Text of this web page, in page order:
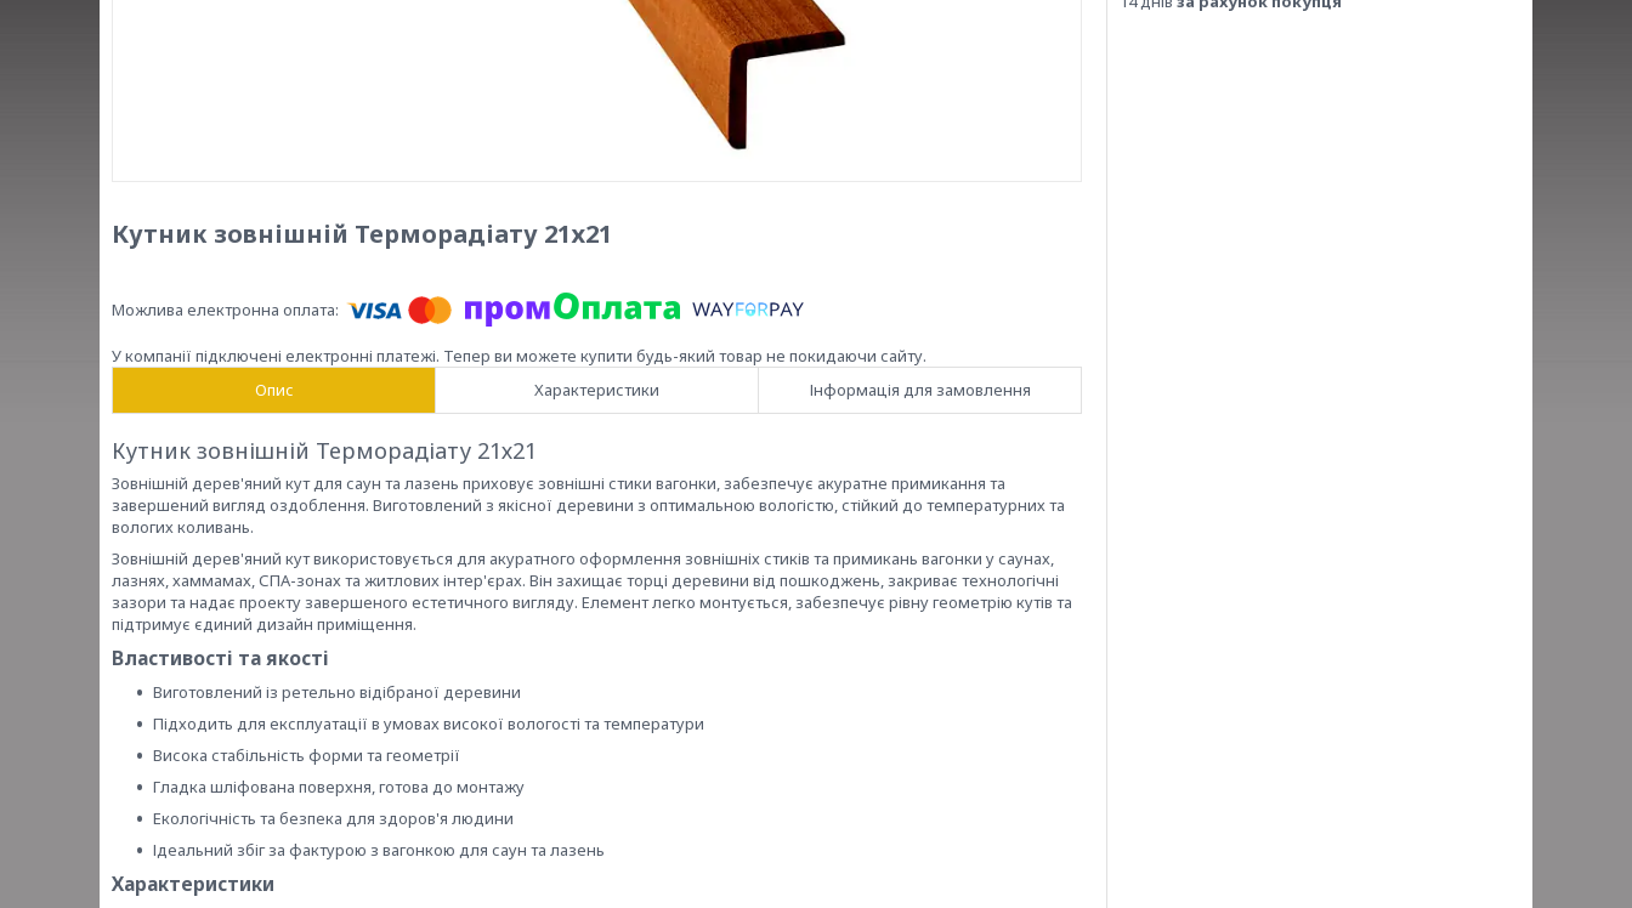
Кутник зовнішній Терморадіату 21х21
У компанії підключені електронні платежі. Тепер ви можете купити будь-який товар не покидаючи сайту.
Опис
Характеристики Інформація для замовлення
Кутник зовнішній Терморадіату 21х21
Зовнішній дерев'яний кут для саун та лазень приховує зовнішні стики вагонки, забезпечує акуратне примикання та
завершений вигляд оздоблення. Виготовлений з якісної деревини з оптимальною вологістю, стійкий до температурних та
вологих коливань.
Зовнішній дерев'яний кут використовується для акуратного оформлення зовнішніх стиків та примикань вагонки у саунах,
лазнях, хаммамах, СПА-зонах та житлових інтер'єрах. Він захищає торці деревини від пошкоджень, закриває технологічні
зазори та надає проекту завершеного естетичного вигляду. Елемент легко монтується, забезпечує рівну геометрію кутів та
підтримує єдиний дизайн приміщення.
Властивості та якості
Виготовлений із ретельно відібраної деревини
Підходить для експлуатації в умовах високої вологості та температури
Висока стабільність форми та геометрії
Гладка шліфована поверхня, готова до монтажу
Екологічність та безпека для здоров'я людини
Ідеальний збіг за фактурою з вагонкою для саун та лазень
Характеристики